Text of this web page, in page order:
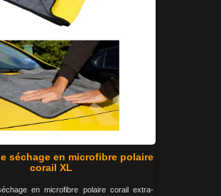
séchage en microfibre polaire
corail XL
en microfibre polaire corail extra-